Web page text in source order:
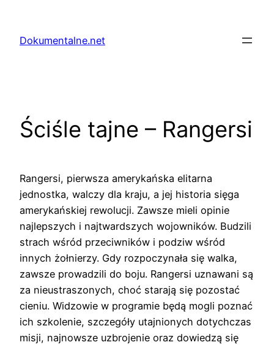
treściDokumentalne.net
Ściśle tajne – Rangersi
Rangersi, pierwsza amerykańska elitarna
jednostka, walczy dla kraju, a jej historia sięga
amerykańskiej rewolucji. Zawsze mieli opinie
najlepszych i najtwardszych wojowników. Budzili
strach wśród przeciwników i podziw wśród
innych żołnierzy. Gdy rozpoczynała się walka,
zawsze prowadzili do boju. Rangersi uznawani są
za nieustraszonych, choć starają się pozostać
cieniu. Widzowie w programie będą mogli poznać
ich szkolenie, szczegóły utajnionych dotychczas
misji, najnowsze uzbrojenie oraz dowiedzą się